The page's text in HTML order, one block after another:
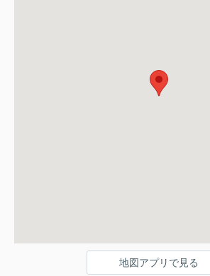
地図アプリで見る